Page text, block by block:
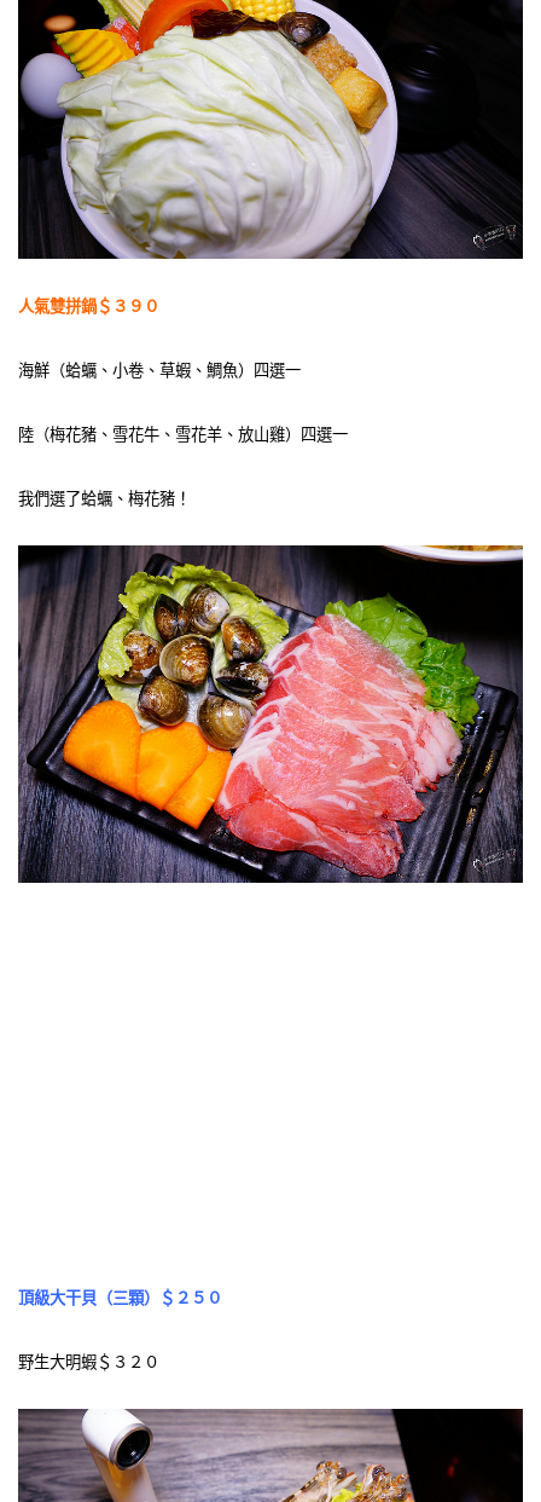
人氣雙拼鍋＄３９０
海鮮（蛤蠣、小卷、草蝦、鯛魚）四選一
陸（梅花豬、雪花牛、雪花羊、放山雞）四選一
我們選了蛤蠣、梅花豬！
頂級大干貝（三顆）＄２５０
野生大明蝦＄３２０